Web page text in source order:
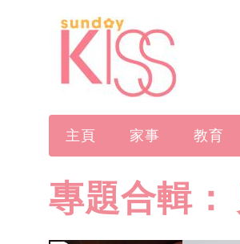
主頁 家事 教育
專題合輯：